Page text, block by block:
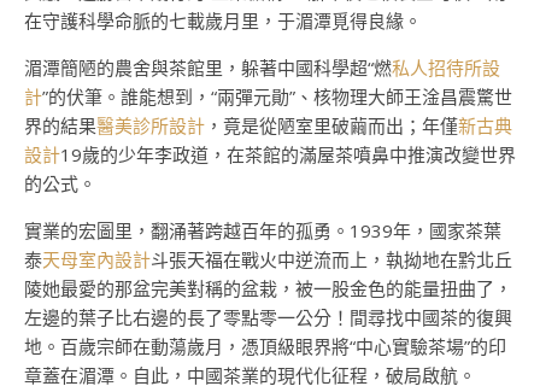
在守護科學命脈的七載歲月里，于湄潭覓得良緣。
湄潭簡陋的農舍與茶館里，躲著中國科學超“燃私人招待所設
計”的伏筆。誰能想到，“兩彈元勛”、核物理大師王淦昌震驚世
界的結果醫美診所設計 ，竟是從陋室里破繭而出；年僅新古典
設計19歲的少年李政道，在茶館的滿屋茶噴鼻中推演改變世界
的公式。
實業的宏圖里，翻涌著跨越百年的孤勇。1939年，國家茶葉
泰天母室內設計斗張天福在戰火中逆流而上，執拗地在黔北丘
陵她最愛的那盆完美對稱的盆栽，被一股金色的能量扭曲了，
左邊的葉子比右邊的長了零點零一公分！間尋找中國茶的復興
地。百歲宗師在動蕩歲月，憑頂級眼界將“中心實驗茶場”的印
章蓋在湄潭。自此，中國茶業的現代化征程，破局啟航。